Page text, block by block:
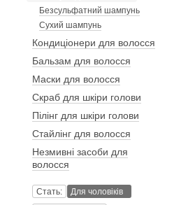
Безсульфатний шампунь
Сухий шампунь
Кондиціонери для волосся
Бальзам для волосся
Маски для волосся
Скраб для шкіри голови
Пілінг для шкіри голови
Стайлінг для волосся
Незмивні засоби для
волосся
Стать:
Для чоловіків